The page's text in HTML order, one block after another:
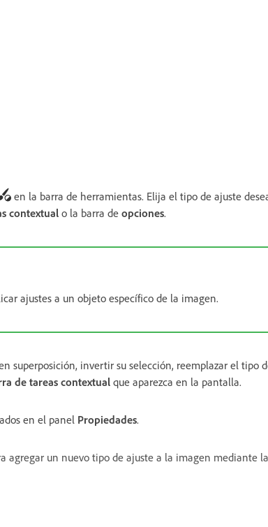
en la barra de herramientas. Elija el tipo de ajuste
contextual o la barra de opciones.
ajustes a un objeto específico de la imagen.
superposición, invertir su selección, reemplazar el tipo
de tareas contextual que aparezca en la pantalla.
en el panel Propiedades.
agregar un nuevo tipo de ajuste a la imagen mediante